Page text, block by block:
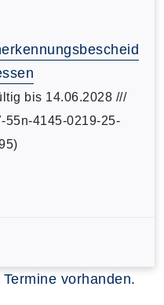
bis 14.06.2028 ///
55n-4145-0219-25-
vorhanden.